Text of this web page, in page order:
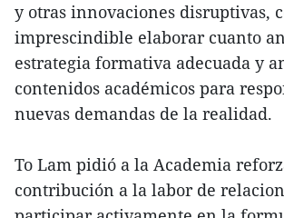
y otras innovaciones disruptivas,
imprescindible elaborar cuanto
estrategia formativa adecuada y
contenidos académicos para
nuevas demandas de la realidad.
To Lam pidió a la Academia
contribución a la labor de